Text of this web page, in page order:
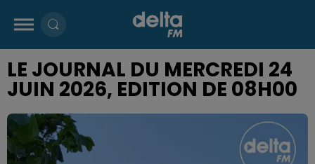
LE JOURNAL DU MERCREDI 24
JUIN 2026, EDITION DE 08H00